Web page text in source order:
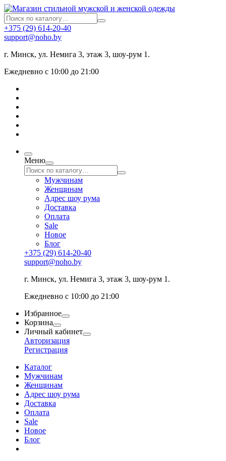
+375 (29) 614-20-40
support@noho.by
г. Минск, ул. Немига 3, этаж 3, шоу-рум 1.
Ежедневно с 10:00 до 21:00
Меню
Мужчинам
Женщинам
Адрес шоу рума
Доставка
Оплата
Sale
Новое
Блог
+375 (29) 614-20-40
support@noho.by
г. Минск, ул. Немига 3, этаж 3, шоу-рум 1.
Ежедневно с 10:00 до 21:00
Избранное
Корзина
Личный кабинет
Авторизация
Регистрация
Каталог
Мужчинам
Женщинам
Адрес шоу рума
Доставка
Оплата
Sale
Новое
Блог